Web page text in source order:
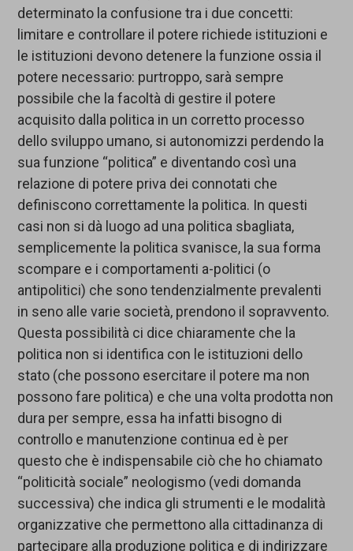
determinato la confusione tra i due concetti:
limitare e controllare il potere richiede istituzioni e
le istituzioni devono detenere la funzione ossia il
potere necessario: purtroppo, sarà sempre
possibile che la facoltà di gestire il potere
acquisito dalla politica in un corretto processo
dello sviluppo umano, si autonomizzi perdendo la
sua funzione “politica” e diventando così una
relazione di potere priva dei connotati che
definiscono correttamente la politica. In questi
casi non si dà luogo ad una politica sbagliata,
semplicemente la politica svanisce, la sua forma
scompare e i comportamenti a-politici (o
antipolitici) che sono tendenzialmente prevalenti
in seno alle varie società, prendono il sopravvento.
Questa possibilità ci dice chiaramente che la
politica non si identifica con le istituzioni dello
stato (che possono esercitare il potere ma non
possono fare politica) e che una volta prodotta non
dura per sempre, essa ha infatti bisogno di
controllo e manutenzione continua ed è per
questo che è indispensabile ciò che ho chiamato
“politicità sociale” neologismo (vedi domanda
successiva) che indica gli strumenti e le modalità
organizzative che permettono alla cittadinanza di
partecipare alla produzione politica e di indirizzare